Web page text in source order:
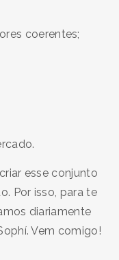
coerentes;
esse conjunto
Por isso, para te
diariamente
Vem comigo!